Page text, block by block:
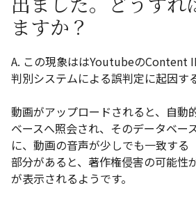
ますか？
A. この現象ははYoutubeのContent
判別システムによる誤判定に起因す
動画がアップロードされると、自動
ベースへ照会され、そのデータベー
に、動画の音声が少しでも一致する
部分があると、著作権侵害の可能性
が表示されるようです。